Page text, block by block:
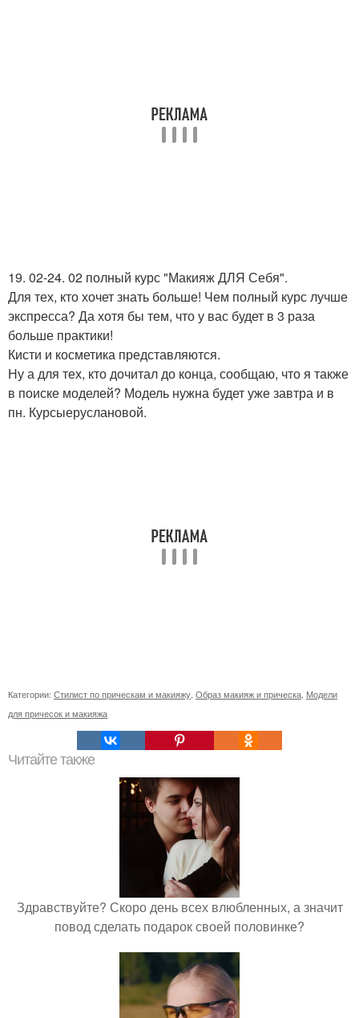
19. 02-24. 02 полный курс "Макияж ДЛЯ Себя".
Для тех, кто хочет знать больше! Чем полный курс лучше
экспресса? Да хотя бы тем, что у вас будет в 3 раза
больше практики!
Кисти и косметика представляются.
Ну а для тех, кто дочитал до конца, сообщаю, что я также
в поиске моделей? Модель нужна будет уже завтра и в
пн. Курсыеруслановой.
Категории: Стилист по прическам и макияжу Образ макияж и прическа Модели
для причесок и макияжа
Читайте также
Здравствуйте? Скоро день всех влюбленных, а значит
повод сделать подарок своей половинке?